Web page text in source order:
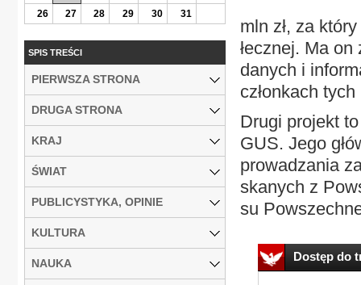
mln zł, za
łecz­nej. Ma
da­nych i
człon­kach
Dru­gi pro­jekt
GUS. Je­go
pro­wa­dza­nia
ska­nych z
su
Dostęp do
26
27 28 29 30 31
SPIS TREŚCI
PIERWSZA STRONA
DRUGA STRONA
KRAJ
ŚWIAT
PUBLICYSTYKA, OPINIE
KULTURA
NAUKA